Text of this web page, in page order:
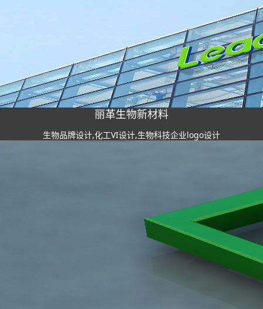
丽革生物新材料
生物品牌设计,化工VI设计,生物科技企业logo设计